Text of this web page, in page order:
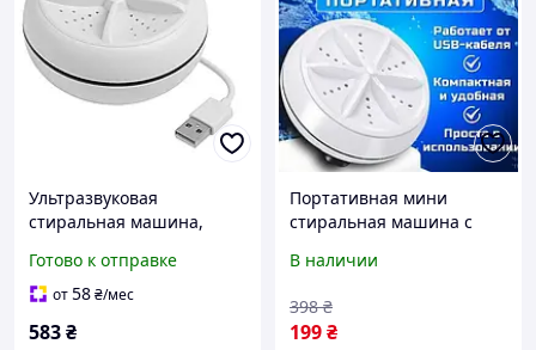
Ультразвуковая
стиральная машина,
машина ведро Складная
LA-98
Готово к отправке
от58₴/мес
583₴
Портативная мини
стиральная машина с
технологией Ultrasonic
работающая от USB для
быстрой стирки qwr
В наличии
199₴
398 ₴